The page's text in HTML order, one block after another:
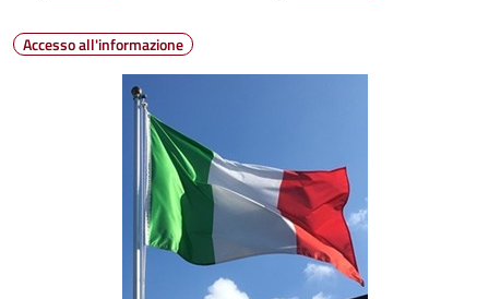
Accesso all'informazione